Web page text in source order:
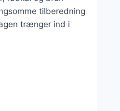
tilberedning
trænger ind i